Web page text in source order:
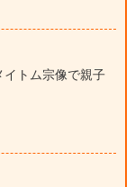
トム宗像で親子